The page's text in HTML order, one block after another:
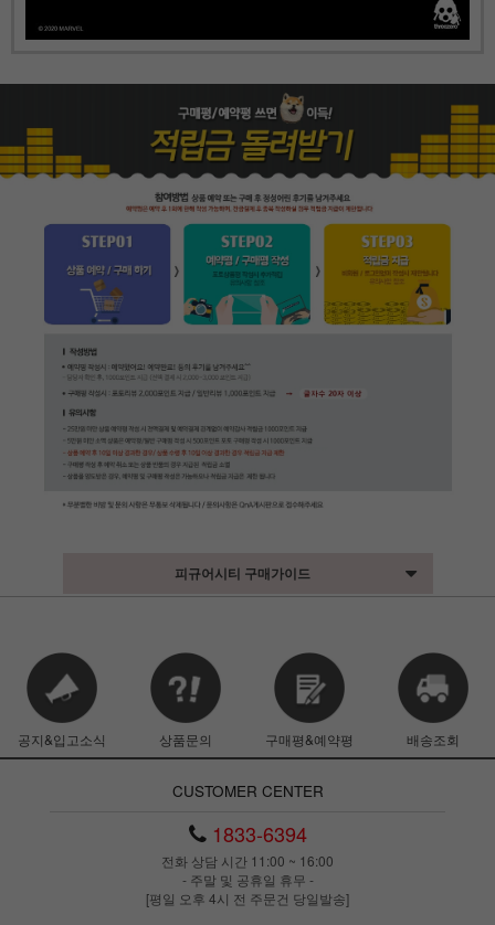
피규어시티 구매가이드
공지&입고소식 상품문의 구매평&예약평 배송조회
CUSTOMER CENTER
1833-6394
전화 상담 시간 11:00 ~ 16:00
- 주말 및 공휴일 휴무 -
[평일 오후 4시 전 주문건 당일발송]